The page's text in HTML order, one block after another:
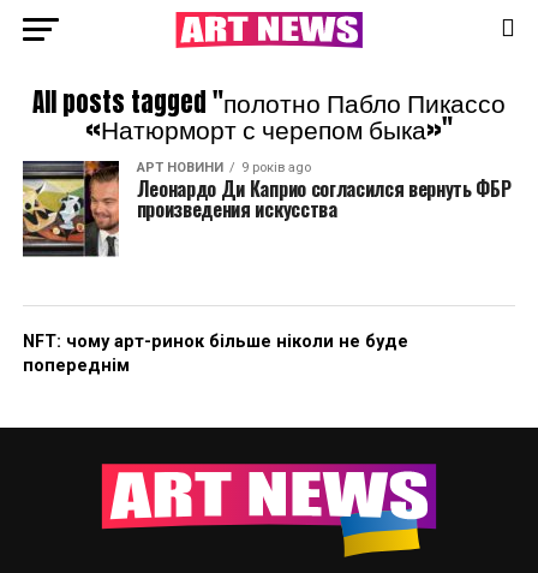
All posts tagged "полотно Пабло Пикассо
«Натюрморт с черепом быка»"
АРТ НОВИНИ 9 років ago
Леонардо Ди Каприо согласился вернуть ФБР
произведения искусства
NFT: чому арт-ринок більше ніколи не буде
попереднім